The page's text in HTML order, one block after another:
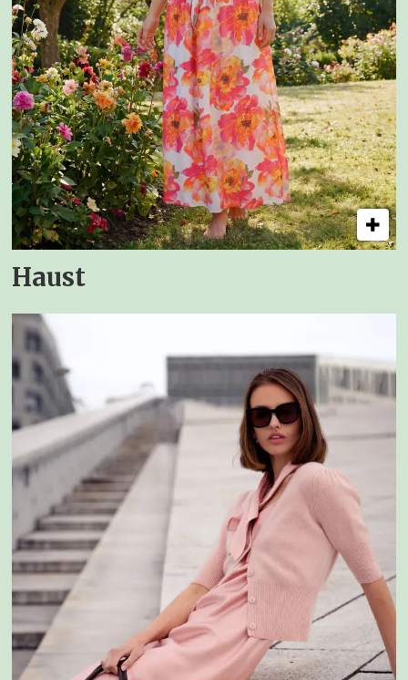
Haust